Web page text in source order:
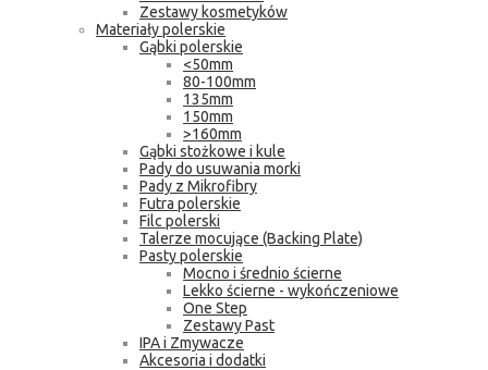
Zestawy kosmetyków
Materiały polerskie
Gąbki polerskie
<50mm
80-100mm
135mm
150mm
>160mm
Gąbki stożkowe i kule
Pady do usuwania morki
Pady z Mikrofibry
Futra polerskie
Filc polerski
Talerze mocujące (Backing Plate)
Pasty polerskie
Mocno i średnio ścierne
Lekko ścierne - wykończeniowe
One Step
Zestawy Past
IPA i Zmywacze
Akcesoria i dodatki